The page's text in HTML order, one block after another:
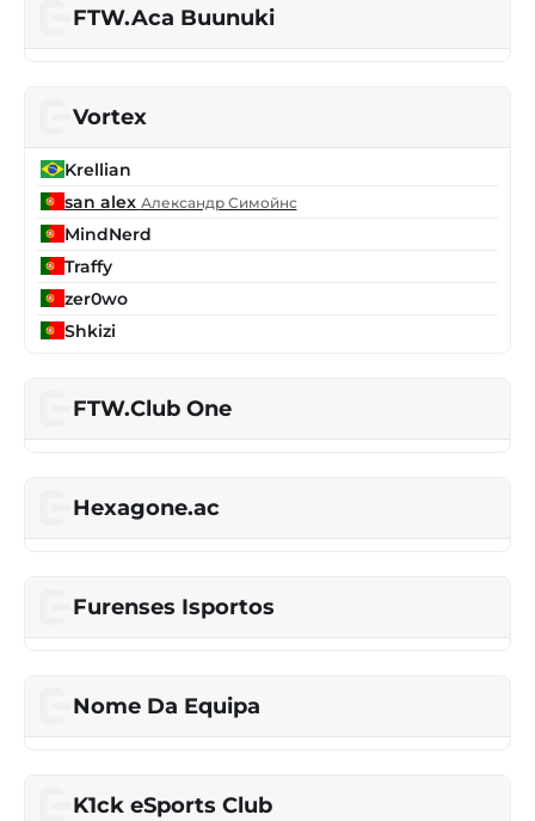
FTW.Aca Buunuki
Vortex
Krellian
san alex Александр Симойнс
MindNerd
Traffy
zer0wo
Shkizi
FTW.Club One
Hexagone.ac
Furenses Isportos
Nome Da Equipa
K1ck eSports Club